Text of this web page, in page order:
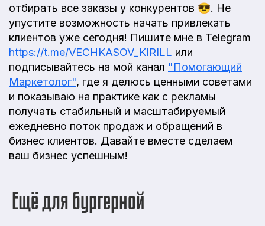
отбирать все заказы у конкурентов 😎. Не
упустите возможность начать привлекать
клиентов уже сегодня! Пишите мне в Telegram
https://t.me/VECHKASOV_KIRILL или
подписывайтесь на мой канал "Помогающий
Маркетолог", где я делюсь ценными советами
и показываю на практике как с рекламы
получать стабильный и масштабируемый
ежедневно поток продаж и обращений в
бизнес клиентов. Давайте вместе сделаем
ваш бизнес успешным!
Ещё для бургерной